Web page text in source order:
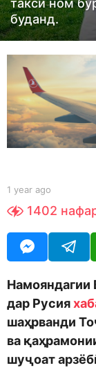
e
a
r
o
такси ном
буданд.
b
S
h
d
o
1 year ago
y
e
o
1402
Намояндагии
дар Русия
шаҳрванди
ва
шуҷоат